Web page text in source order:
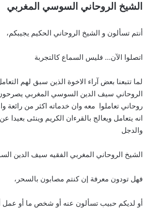
الشيخ الروحاني السوسي المغربي
أنتم تسألون و الشيخ الروحاني الحكيم يجيبكم،
اتصلوا الآن… فليس السماع كالتجربة
لما تتبعنا بعض آراء الاخوة الذين سبق لهم
الروحاني سيف الدين السوسي المغربي
روحاني تعاملوا معه وان خدماته اكثر من
انه يتعامل ويعالج بالقرءان الكريم وينئى
والدجل
الشيخ الروحاني المغربي الفقيه سيف الدين
فهل تودون معرفة إن كنتم مصابون بالسحر،
أو لديكم حبيب تسألون عنه أو شخص ما أو عمل